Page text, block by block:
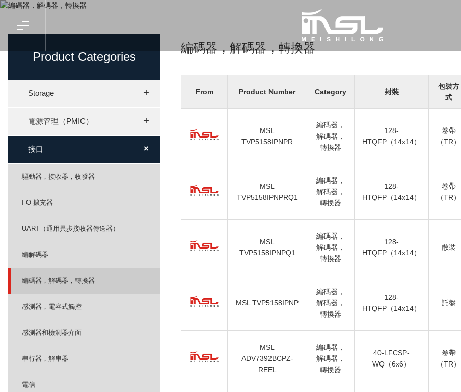
Product Categories
Storage +
+
電源管理（PMIC） +
+
接口 +
+
驅動器，接收器，收發器
I-O 擴充器
UART（通用異步接收器傳送器）
編解碼器
編碼器，解碼器，轉換器
感測器，電容式觸控
感測器和檢測器介面
串行器，解串器
電信
編碼器，解碼器，轉換器
From Product Number Category 封裝
包裝方
式
MSL
TVP5158IPNPR
編碼器，
解碼器，
轉換器
128-
HTQFP（14x14）
卷帶
（TR）
MSL
TVP5158IPNPRQ1
編碼器，
解碼器，
轉換器
128-
HTQFP（14x14）
卷帶
（TR）
MSL
TVP5158IPNPQ1
編碼器，
解碼器，
轉換器
128-
HTQFP（14x14）
散裝
MSL TVP5158IPNP
編碼器，
解碼器，
轉換器
128-
HTQFP（14x14）
託盤
MSL
ADV7392BCPZ-
REEL
編碼器，
解碼器，
轉換器
40-LFCSP-
WQ（6x6）
卷帶
（TR）